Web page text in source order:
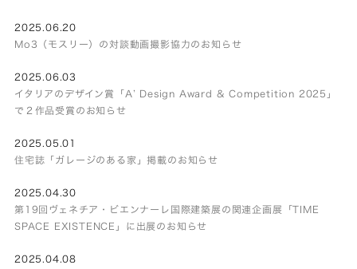
2025.06.20
Mo3（モスリー）の対談動画撮影協力のお知らせ
2025.06.03
イタリアのデザイン賞「A’ Design Award & Competition 2025」
で２作品受賞のお知らせ
2025.05.01
住宅誌「ガレージのある家」掲載のお知らせ
2025.04.30
第19回ヴェネチア・ビエンナーレ国際建築展の関連企画展「TIME
SPACE EXISTENCE」に出展のお知らせ
2025.04.08